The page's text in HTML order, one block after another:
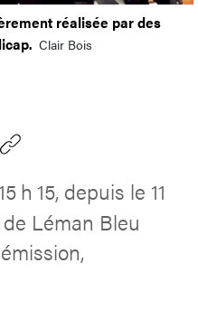
réalisée par des
Clair Bois
h 15, depuis le 11
Léman Bleu